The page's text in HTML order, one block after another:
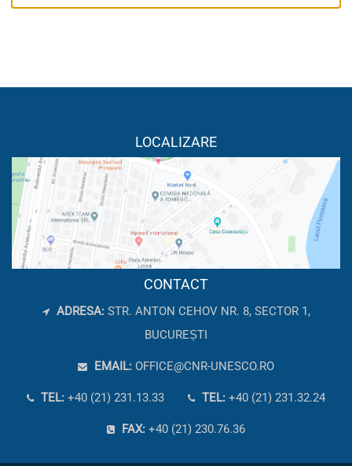
LOCALIZARE
CONTACT
ADRESA: STR. ANTON CEHOV NR. 8, SECTOR 1,
BUCUREȘTI
EMAIL: OFFICE@CNR-UNESCO.RO
TEL: +40 (21) 231.13.33 TEL: +40 (21) 231.32.24
FAX: +40 (21) 230.76.36